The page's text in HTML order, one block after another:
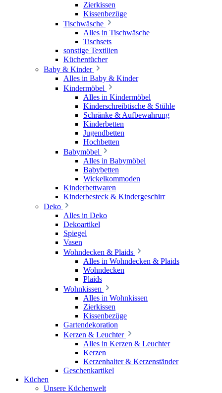
Zierkissen
Kissenbezüge
Tischwäsche
Alles in Tischwäsche
Tischsets
sonstige Textilien
Küchentücher
Baby & Kinder
Alles in Baby & Kinder
Kindermöbel
Alles in Kindermöbel
Kinderschreibtische & Stühle
Schränke & Aufbewahrung
Kinderbetten
Jugendbetten
Hochbetten
Babymöbel
Alles in Babymöbel
Babybetten
Wickelkommoden
Kinderbettwaren
Kinderbesteck & Kindergeschirr
Deko
Alles in Deko
Dekoartikel
Spiegel
Vasen
Wohndecken & Plaids
Alles in Wohndecken & Plaids
Wohndecken
Plaids
Wohnkissen
Alles in Wohnkissen
Zierkissen
Kissenbezüge
Gartendekoration
Kerzen & Leuchter
Alles in Kerzen & Leuchter
Kerzen
Kerzenhalter & Kerzenständer
Geschenkartikel
Küchen
Unsere Küchenwelt